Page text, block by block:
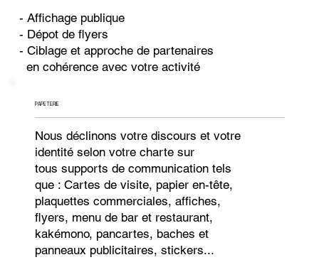
- Affichage publique
- Dépot de flyers
- Ciblage et approche de partenaires
en cohérence avec votre activité
PAPETERIE
Nous déclinons votre discours et votre
identité selon votre charte sur
tous supports de communication tels
que : Cartes de visite, papier en-tête,
plaquettes commerciales, affiches,
flyers, menu de bar et restaurant,
kakémono, pancartes, baches et
panneaux publicitaires, stickers...